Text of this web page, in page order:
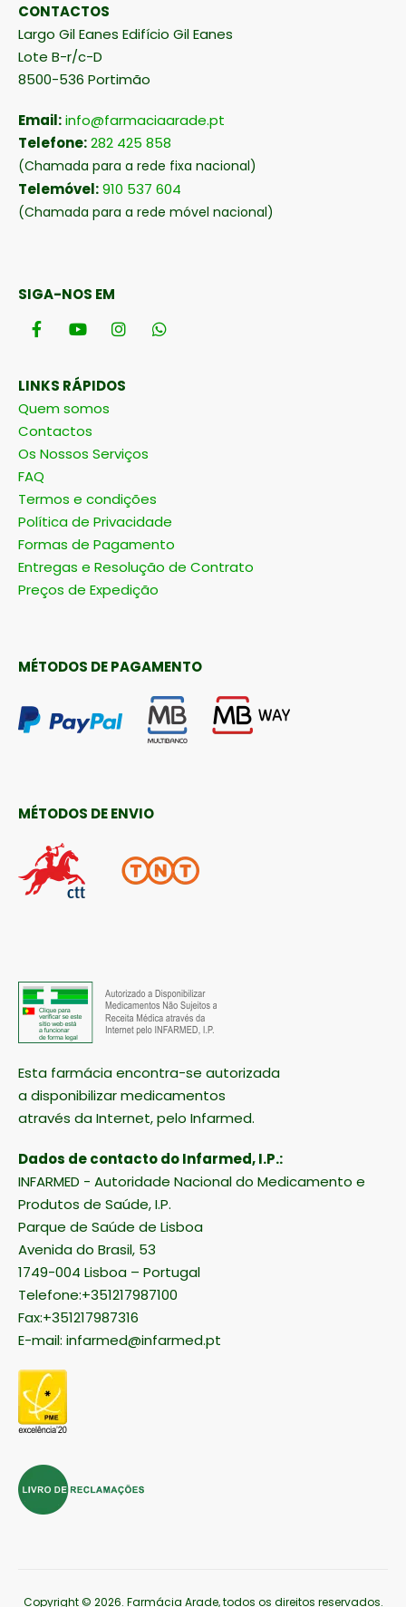
CONTACTOS
Largo Gil Eanes Edifício Gil Eanes
Lote B-r/c-D
8500-536 Portimão
Email:info@farmaciaarade.pt
Telefone:282 425 858
(Chamada para a rede fixa nacional)
Telemóvel:910 537 604
(Chamada para a rede móvel nacional)
SIGA-NOS EM
LINKS RÁPIDOS
Quem somos
Contactos
Os Nossos Serviços
FAQ
Termos e condições
Política de Privacidade
Formas de Pagamento
Entregas e Resolução de Contrato
Preços de Expedição
MÉTODOS DE PAGAMENTO
MÉTODOS DE ENVIO
Esta farmácia encontra-se autorizada
a disponibilizar medicamentos
através da Internet, pelo Infarmed.
Dados de contacto do Infarmed, I.P.:
INFARMED - Autoridade Nacional do Medicamento e
Produtos de Saúde, I.P.
Parque de Saúde de Lisboa
Avenida do Brasil, 53
1749-004 Lisboa – Portugal
Telefone:+351217987100
Fax:+351217987316
E-mail: infarmed@infarmed.pt
Copyright © 2026. Farmácia Arade, todos os direitos reservados.